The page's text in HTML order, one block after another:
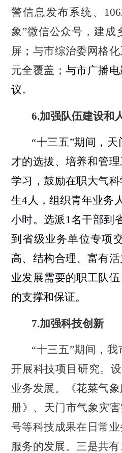
警信息发布系统、
象”微信公众号，建成
屏 ； 与市综治委网格
元全覆盖； 与市广播
议。
6.加强队伍建设和
“十三五”期间，天
才的选拔、培养和管
学习，鼓励在职大气
生4人，组织青年业务
小时。选派 1名干部到
到省级业务单位专项
高、结构合理、富有
业发展需要的职工队
的支撑和保证。
7.加强科技创新
“十三五”期间，
开展科技项目研究。
业务发展。《花菜气
册》、天门市气象灾
号等科技成果在日常
服务的发展。三是共有